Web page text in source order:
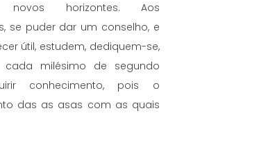
novos horizontes. Aos
se puder dar um conselho, e
útil, estudem, dediquem-se,
cada milésimo de segundo
conhecimento, pois o
das as asas com as quais